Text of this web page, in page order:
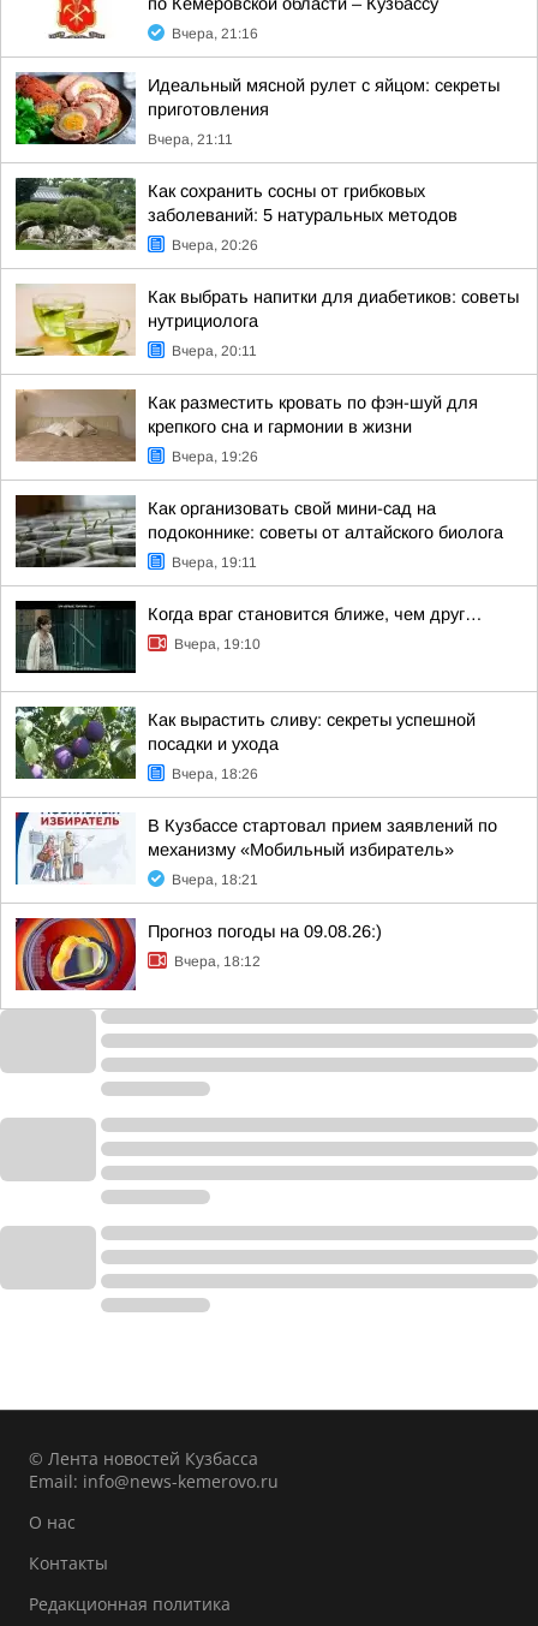
Вчера, 21:16
Идеальный мясной рулет с яйцом: секреты
приготовления
Вчера, 21:11
Как сохранить сосны от грибковых
заболеваний: 5 натуральных методов
Вчера, 20:26
Как выбрать напитки для диабетиков: советы
нутрициолога
Вчера, 20:11
Как разместить кровать по фэн-шуй для
крепкого сна и гармонии в жизни
Вчера, 19:26
Как организовать свой мини-сад на
подоконнике: советы от алтайского биолога
Вчера, 19:11
Когда враг становится ближе, чем друг…
Вчера, 19:10
Как вырастить сливу: секреты успешной
посадки и ухода
Вчера, 18:26
В Кузбассе стартовал прием заявлений по
механизму «Мобильный избиратель»
Вчера, 18:21
Прогноз погоды на 09.08.26:)
Вчера, 18:12
© Лента новостей Кузбасса
Email: info@news-kemerovo.ru
О нас
Контакты
Редакционная политика